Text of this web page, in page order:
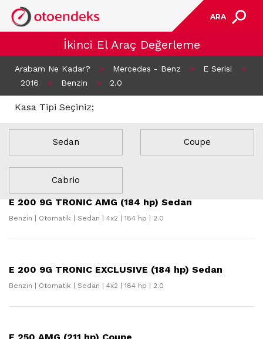
ARA
İkinci El Araç Değerleme
Arabam Ne Kadar? > Mercedes - Benz > E Serisi
>
2016
> Benzin > 2.0
Kasa Tipi Seçiniz;
Sedan Coupe
Cabrio
7 Sonuç Bulundu
E 200 9G TRONIC AMG (184 hp) Sedan
Benzin | Otomatik | Sedan | 4x2 | 184 hp | 2.0
E 200 9G TRONIC EXCLUSIVE (184 hp) Sedan
Benzin | Otomatik | Sedan | 4x2 | 184 hp | 2.0